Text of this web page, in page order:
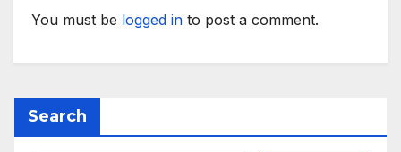
You must be logged in to post a comment.
Search